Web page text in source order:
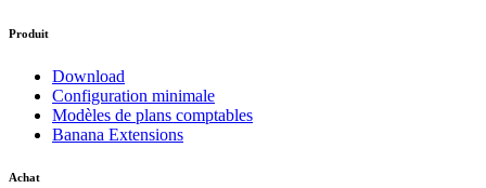
Produit
Download
Configuration minimale
Modèles de plans comptables
Banana Extensions
Achat